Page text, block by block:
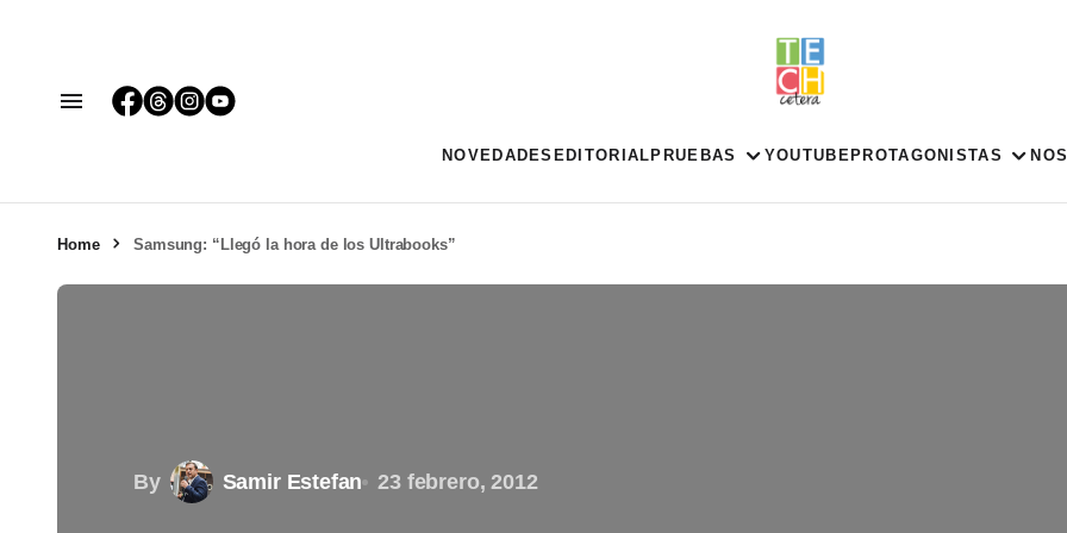
NOVEDADES EDITORIAL PRUEBAS YOUTUBE PROTAGONISTAS
Home Samsung: “Llegó la hora de los Ultrabooks”
By Samir Estefan 23 febrero, 2012